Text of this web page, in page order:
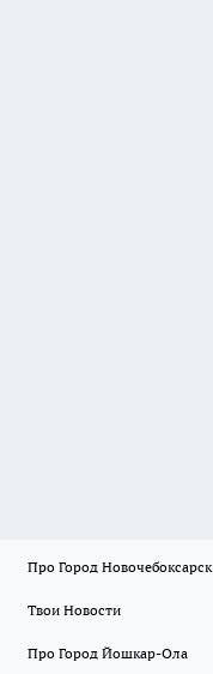
Про Город Новочебоксарск
Твои Новости
Про Город Йошкар-Ола